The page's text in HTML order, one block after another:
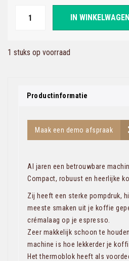
IN WINKELWAGEN
1 stuks op voorraad
Productinformatie
Maak een demo afspraak
Al jaren een betrouwbare
Compact, robuust en heerlijke
Zij heeft een sterke pompdruk,
meeste smaken uit je koffie
crémalaag op je espresso.
Zeer makkelijk schoon te
machine is hoe lekkerder je
Het thermoblok heeft als